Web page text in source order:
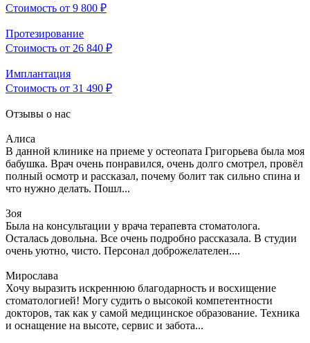
Стоимость от 9 800 ₽
Протезирование
Стоимость от 26 840 ₽
Имплантация
Стоимость от 31 490 ₽
Отзывы о нас
Алиса
В данной клинике на приеме у остеопата Григорьева была моя
бабушка. Врач очень понравился, очень долго смотрел, провёл
полный осмотр и рассказал, почему болит так сильно спина и
что нужно делать. Пошл...
Зоя
Была на консультации у врача терапевта стоматолога.
Осталась довольна. Все очень подробно рассказала. В студии
очень уютно, чисто. Персонал доброжелателен....
Мирослава
Хочу выразить искреннюю благодарность и восхищение
стоматологией! Могу судить о высокой компетентности
докторов, так как у самой медицинское образование. Техника
и оснащение на высоте, сервис и забота...